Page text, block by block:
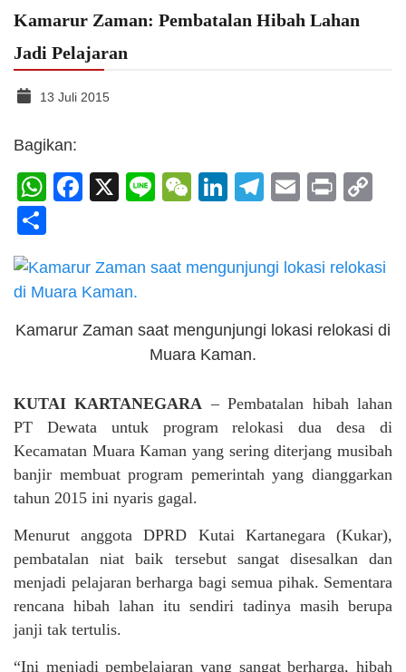
Kamarur Zaman: Pembatalan Hibah Lahan
Jadi Pelajaran
13 Juli 2015
Bagikan:
WhatsApp
Facebook
X LineWeChat
LinkedIn
Telegram
Email
Print
Kamarur Zaman saat mengunjungi lokasi relokasi di
Muara Kaman.
KUTAI KARTANEGARA – Pembatalan hibah lahan
PT Dewata untuk program relokasi dua desa di
Kecamatan Muara Kaman yang sering diterjang musibah
banjir membuat program pemerintah yang dianggarkan
tahun 2015 ini nyaris gagal.
Menurut anggota DPRD Kutai Kartanegara (Kukar),
pembatalan niat baik tersebut sangat disesalkan dan
menjadi pelajaran berharga bagi semua pihak. Sementara
rencana hibah lahan itu sendiri tadinya masih berupa
janji tak tertulis.
“Ini menjadi pembelajaran yang sangat berharga, hibah